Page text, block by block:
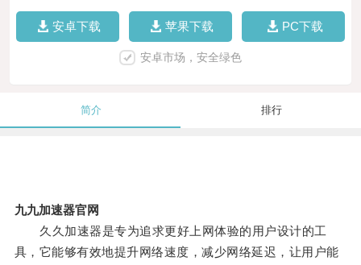
安卓下载 苹果下载 PC下载
安卓市场，安全绿色
简介 排行
九九加速器官网
久久加速器是专为追求更好上网体验的用户设计的工
具，它能够有效地提升网络速度，减少网络延迟，让用户能